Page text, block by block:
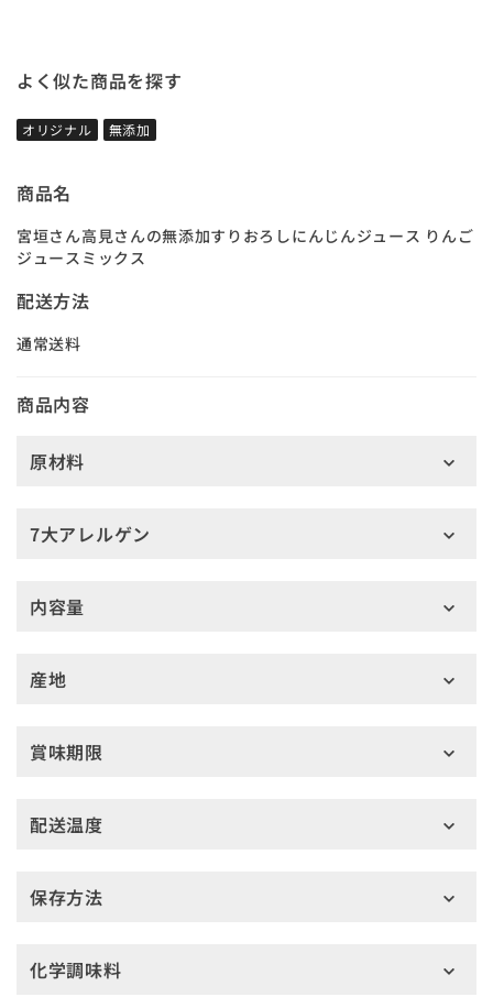
よく似た商品を探す
オリジナル 無添加
商品名
宮垣さん高見さんの無添加すりおろしにんじんジュース りんご
ジュースミックス
配送方法
通常送料
商品内容
原材料
7大アレルゲン
内容量
産地
賞味期限
配送温度
保存方法
化学調味料